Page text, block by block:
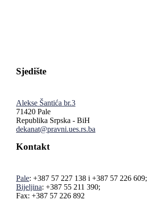
Sjedište
Alekse Šantića br.3
71420 Pale
Republika Srpska - BiH
dekanat@pravni.ues.rs.ba
Kontakt
Pale: +387 57 227 138 i +387 57 226 609;
Bijeljina: +387 55 211 390;
Fax: +387 57 226 892